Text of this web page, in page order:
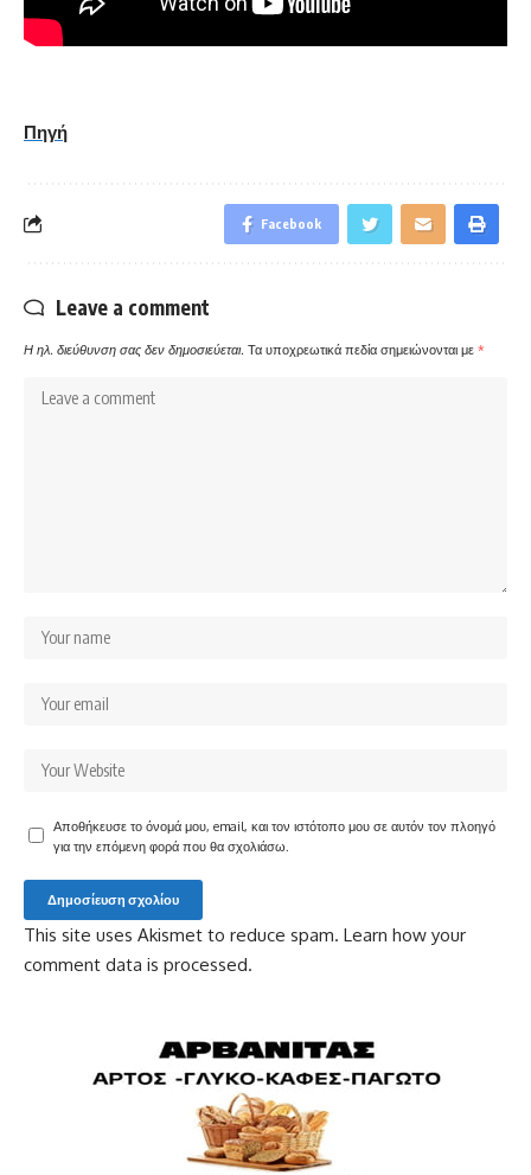
Πηγή
Facebook
Leave a comment
Η ηλ. διεύθυνση σας δεν δημοσιεύεται. Τα υποχρεωτικά πεδία σημειώνονται με *
Αποθήκευσε το όνομά μου, email, και τον ιστότοπο μου σε αυτόν τον πλοηγό
για την επόμενη φορά που θα σχολιάσω.
This site uses Akismet to reduce spam. Learn how your
comment data is processed.